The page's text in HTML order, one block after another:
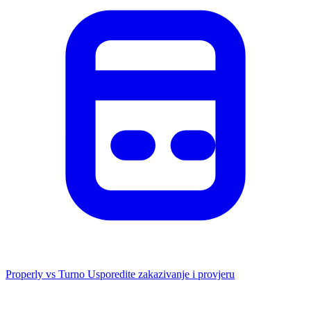
Properly vs Turno Usporedite zakazivanje i provjeru